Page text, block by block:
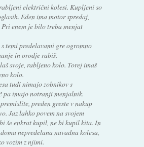
električni kolesi. Kupljeni so
Eden ima motor spredaj,
enem je bilo treba menjat
temi predelavami gre ogromno
in orodje rabiš.
svoje, rabljeno kolo. Torej imaš
kolo.
tudi nimajo zobnikov s
pa imajo notranji menjalnik.
preden greste v nakup
Jaz lahko povem na svojem
še enkrat kupil, ne bi kupil kita. In
nepredelana navadna kolesa,
vozim z njimi.